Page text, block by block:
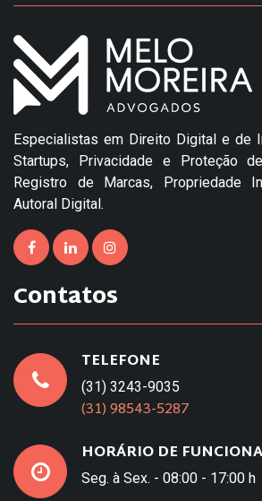
Especialistas em Direito Digital e de
Startups, Privacidade e Proteção
Registro de Marcas, Propriedade
Autoral Digital.
Contatos
TELEFONE
(31) 3243-9035
(31) 98543-5287
HORÁRIO DE
Seg. à Sex. - 08:00 - 17:00 h